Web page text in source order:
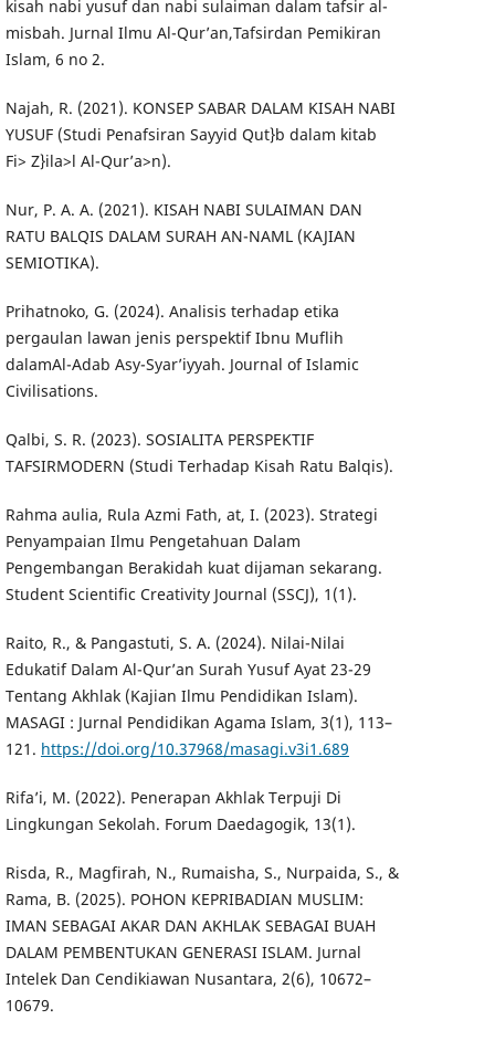
kisah nabi yusuf dan nabi sulaiman dalam tafsir al-
misbah. Jurnal Ilmu Al-Qur’an,Tafsirdan Pemikiran
Islam, 6 no 2.
Najah, R. (2021). KONSEP SABAR DALAM KISAH NABI
YUSUF (Studi Penafsiran Sayyid Qut}b dalam kitab
Fi> Z}ila>l Al-Qur’a>n).
Nur, P. A. A. (2021). KISAH NABI SULAIMAN DAN
RATU BALQIS DALAM SURAH AN-NAML (KAJIAN
SEMIOTIKA).
Prihatnoko, G. (2024). Analisis terhadap etika
pergaulan lawan jenis perspektif Ibnu Muflih
dalamAl-Adab Asy-Syar’iyyah. Journal of Islamic
Civilisations.
Qalbi, S. R. (2023). SOSIALITA PERSPEKTIF
TAFSIRMODERN (Studi Terhadap Kisah Ratu Balqis).
Rahma aulia, Rula Azmi Fath, at, I. (2023). Strategi
Penyampaian Ilmu Pengetahuan Dalam
Pengembangan Berakidah kuat dijaman sekarang.
Student Scientific Creativity Journal (SSCJ), 1(1).
Raito, R., & Pangastuti, S. A. (2024). Nilai-Nilai
Edukatif Dalam Al-Qur’an Surah Yusuf Ayat 23-29
Tentang Akhlak (Kajian Ilmu Pendidikan Islam).
MASAGI : Jurnal Pendidikan Agama Islam, 3(1), 113–
121. https://doi.org/10.37968/masagi.v3i1.689
Rifa’i, M. (2022). Penerapan Akhlak Terpuji Di
Lingkungan Sekolah. Forum Daedagogik, 13(1).
Risda, R., Magfirah, N., Rumaisha, S., Nurpaida, S., &
Rama, B. (2025). POHON KEPRIBADIAN MUSLIM:
IMAN SEBAGAI AKAR DAN AKHLAK SEBAGAI BUAH
DALAM PEMBENTUKAN GENERASI ISLAM. Jurnal
Intelek Dan Cendikiawan Nusantara, 2(6), 10672–
10679.